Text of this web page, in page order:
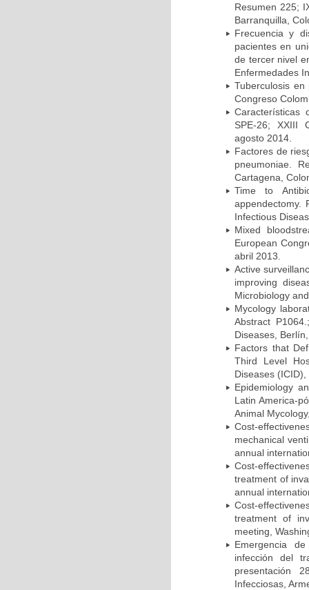
Resumen 225;
Barranquilla,
Frecuencia y
pacientes en
de tercer nivel
Enfermedades
Tuberculosis
Congreso
Características
SPE-26; XXIII
agosto 2014.
Factores de
pneumoniae.
Cartagena,
Time to
appendectomy.
Infectious
Mixed
European
abril 2013.
Active
improving
Microbiology
Mycology
Abstract
Diseases,
Factors that
Third Level
Diseases
Epidemiology
Latin America-
Animal
Cost-
mechanical
annual
Cost-
treatment of
annual
Cost-
treatment of
meeting,
Emergencia
infección del
presentación
Infecciosas,